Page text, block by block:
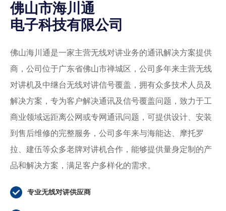
佛山市海川通
电子科技有限公司
专业无线对讲供应商
佛山海川通是一家主营无线对讲业务的通讯解决方案提供
商，公司位于广东省佛山市禅城区，公司多年来主营无线
对讲机及中继台无线对讲信号覆盖，拥有众多技术人员及
解决方案，专为客户解决通讯及信号覆盖问题，致力于工
商业领域远距离公网或专网通讯问题，可提供设计、安装
到售后维修的完整服务，公司多年来与海能达、摩托罗
拉、建伍等众多老牌对讲机合作，能够提供量身定制的产
品和解决方案，满足客户多样化的需求。